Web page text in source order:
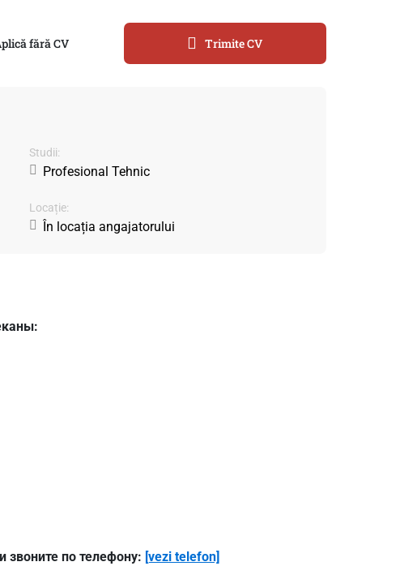
fără CV Trimite CV
Studii:
Profesional Tehnic
Locație:
În locația angajatorului
звоните по телефону: [vezi telefon]